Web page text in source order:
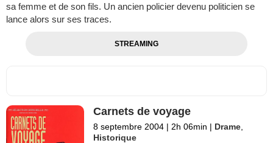
sa femme et de son fils. Un ancien policier devenu politicien se
lance alors sur ses traces.
STREAMING
Carnets de voyage
8 septembre 2004 | 2h 06min | Drame
Historique